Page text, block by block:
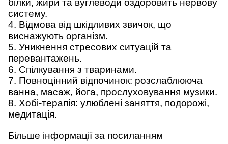
білки, жири та вуглеводи оздоровить нервову
систему.
4. Відмова від шкідливих звичок, що
виснажують організм.
5. Уникнення стресових ситуацій та
перевантажень.
6. Спілкування з тваринами.
7. Повноцінний відпочинок: розслаблююча
ванна, масаж, йога, прослуховування музики.
8. Хобі-терапія: улюблені заняття, подорожі,
медитація.
Більше інформації за посиланням